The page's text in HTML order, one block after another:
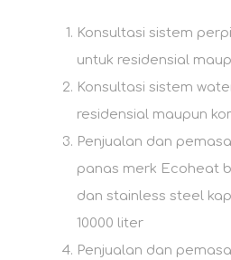
Konsultasi sistem
untuk residensial
Konsultasi sistem
residensial maupun
Penjualan dan
panas merk Ecoheat
dan stainless steel
10000 liter
Penjualan dan